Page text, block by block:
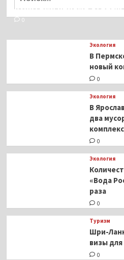
пунктами приёма
0
Экология
В
новый
0
Экология
В
два
0
Экология
«Вода
раза
0
Туризм
Шри-
визы для
0